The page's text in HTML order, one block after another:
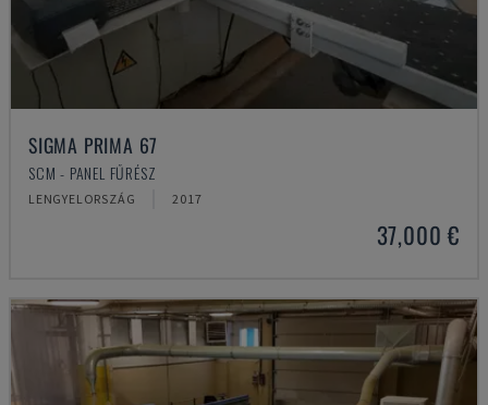
SIGMA PRIMA 67
SCM - PANEL FŰRÉSZ
LENGYELORSZÁG 2017
37,000 €